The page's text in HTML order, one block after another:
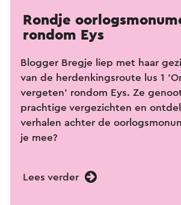
Rondje
rondom Eys
Blogger Bregje liep met haar
van de herdenkingsroute lus 1
vergeten' rondom Eys. Ze
prachtige vergezichten en
verhalen achter de
je mee?
Lees verder